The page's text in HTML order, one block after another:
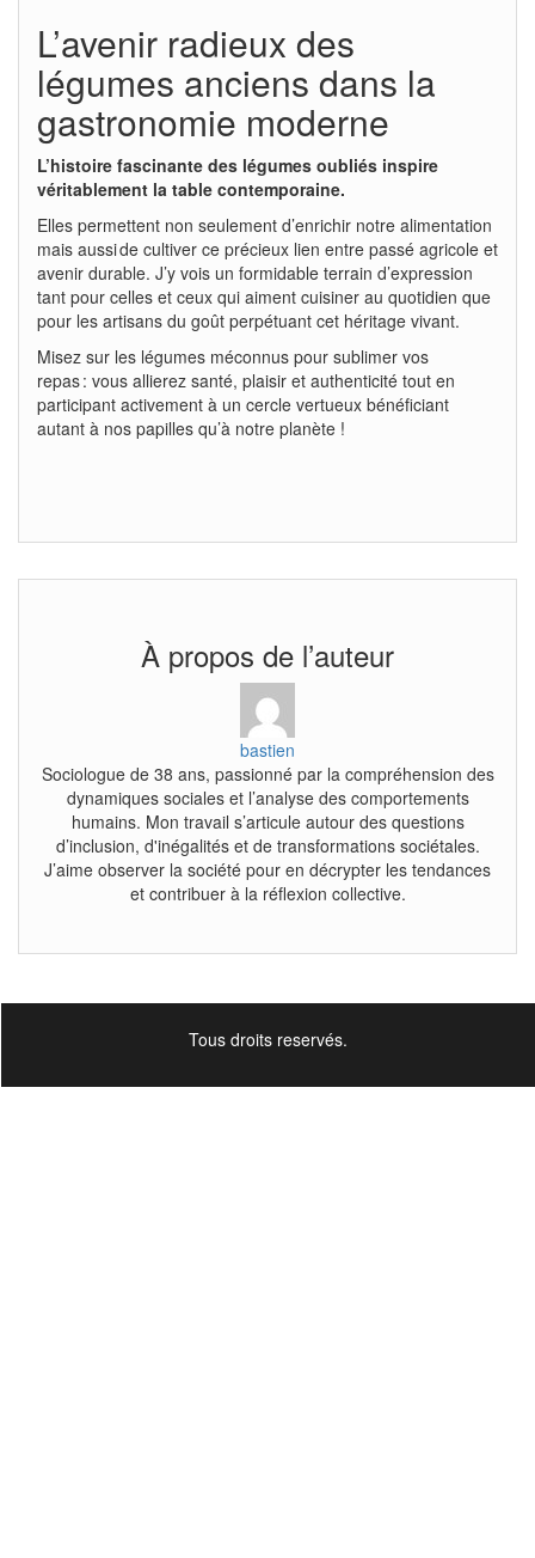
L’avenir radieux des
légumes anciens dans la
gastronomie moderne
L’histoire fascinante des légumes oubliés inspire
véritablement la table contemporaine.
Elles permettent non seulement d’enrichir notre alimentation
mais aussi de cultiver ce précieux lien entre passé agricole et
avenir durable. J’y vois un formidable terrain d’expression
tant pour celles et ceux qui aiment cuisiner au quotidien que
pour les artisans du goût perpétuant cet héritage vivant.
Misez sur les légumes méconnus pour sublimer vos
repas : vous allierez santé, plaisir et authenticité tout en
participant activement à un cercle vertueux bénéficiant
autant à nos papilles qu’à notre planète !
À propos de l’auteur
bastien
Sociologue de 38 ans, passionné par la compréhension des
dynamiques sociales et l’analyse des comportements
humains. Mon travail s’articule autour des questions
d’inclusion, d'inégalités et de transformations sociétales.
J’aime observer la société pour en décrypter les tendances
et contribuer à la réflexion collective.
Tous droits reservés.